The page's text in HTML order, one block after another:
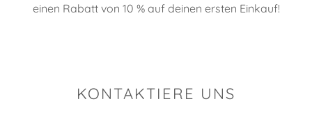
einen Rabatt von 10 % auf deinen ersten Einkauf!
KONTAKTIERE UNS